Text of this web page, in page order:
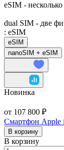
eSIM -
dual SIM - две
: eSIM
eSIM
nanoSIM + eSIM
Новинка
от 107 800 ₽
Смартфон Apple
В корзину
В корзину